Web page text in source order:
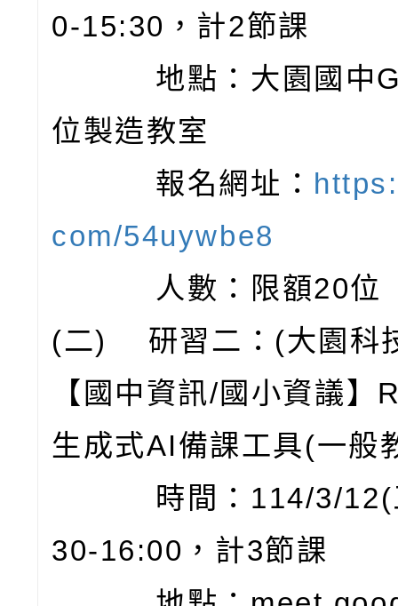
0-15:30，計2節課
地點：大園國中G
位製造教室
報名網址：
com/54uywbe8
人數：限額20位
(二) 研習二：(大園科
【國中資訊/國小資議】
生成式AI備課工具(一般
時間：114/3/12(
30-16:00，計3節課